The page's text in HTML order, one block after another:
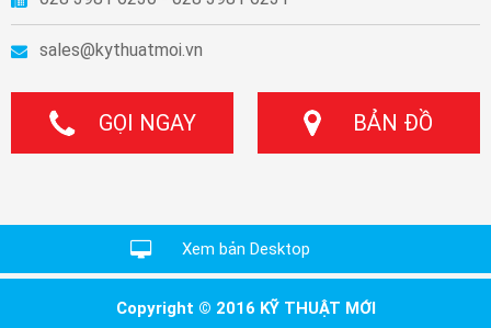
sales@kythuatmoi.vn
GỌI NGAY BẢN ĐỒ
Xem bản Desktop
Copyright © 2016 KỸ THUẬT MỚI